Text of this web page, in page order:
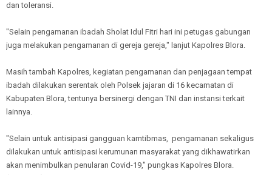
dan toleransi.
"Selain pengamanan ibadah Sholat Idul Fitri hari ini petugas gabungan
juga melakukan pengamanan di gereja gereja," lanjut Kapolres Blora.
Masih tambah Kapolres, kegiatan pengamanan dan penjagaan tempat
ibadah dilakukan serentak oleh Polsek jajaran di 16 kecamatan di
Kabupaten Blora, tentunya bersinergi dengan TNI dan instansi terkait
lainnya.
"Selain untuk antisipasi gangguan kamtibmas, pengamanan sekaligus
dilakukan untuk antisipasi kerumunan masyarakat yang dikhawatirkan
akan menimbulkan penularan Covid-19," pungkas Kapolres Blora.